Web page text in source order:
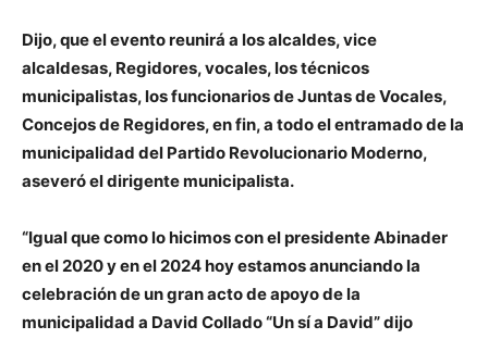
Dijo, que el evento reunirá a los alcaldes, vice
alcaldesas, Regidores, vocales, los técnicos
municipalistas, los funcionarios de Juntas de Vocales,
Concejos de Regidores, en fin, a todo el entramado de la
municipalidad del Partido Revolucionario Moderno,
aseveró el dirigente municipalista.
“Igual que como lo hicimos con el presidente Abinader
en el 2020 y en el 2024 hoy estamos anunciando la
celebración de un gran acto de apoyo de la
municipalidad a David Collado “Un sí a David” dijo